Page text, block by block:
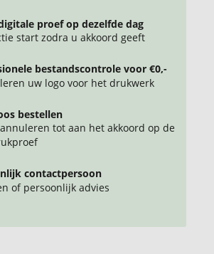
proef op dezelfde dag
start zodra u akkoord geeft
bestandscontrole voor €0,-
uw logo voor het drukwerk
bestellen
tot aan het akkoord op de
contactpersoon
of persoonlijk advies